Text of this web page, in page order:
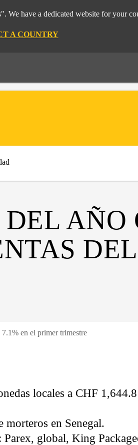
We have a dedicated website for your
A COUNTRY
AÑO
en el primer trimestre
locales a CHF
morteros en Senegal.
global, King